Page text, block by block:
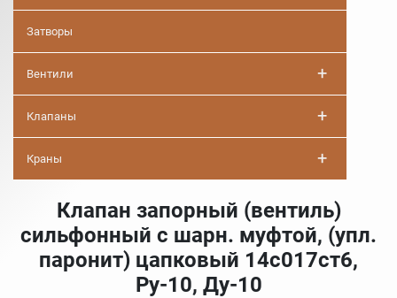
Затворы
Вентили +
Клапаны +
Краны +
Клапан запорный (вентиль)
сильфонный с шарн. муфтой, (упл.
паронит) цапковый 14с017ст6,
Ру-10, Ду-10